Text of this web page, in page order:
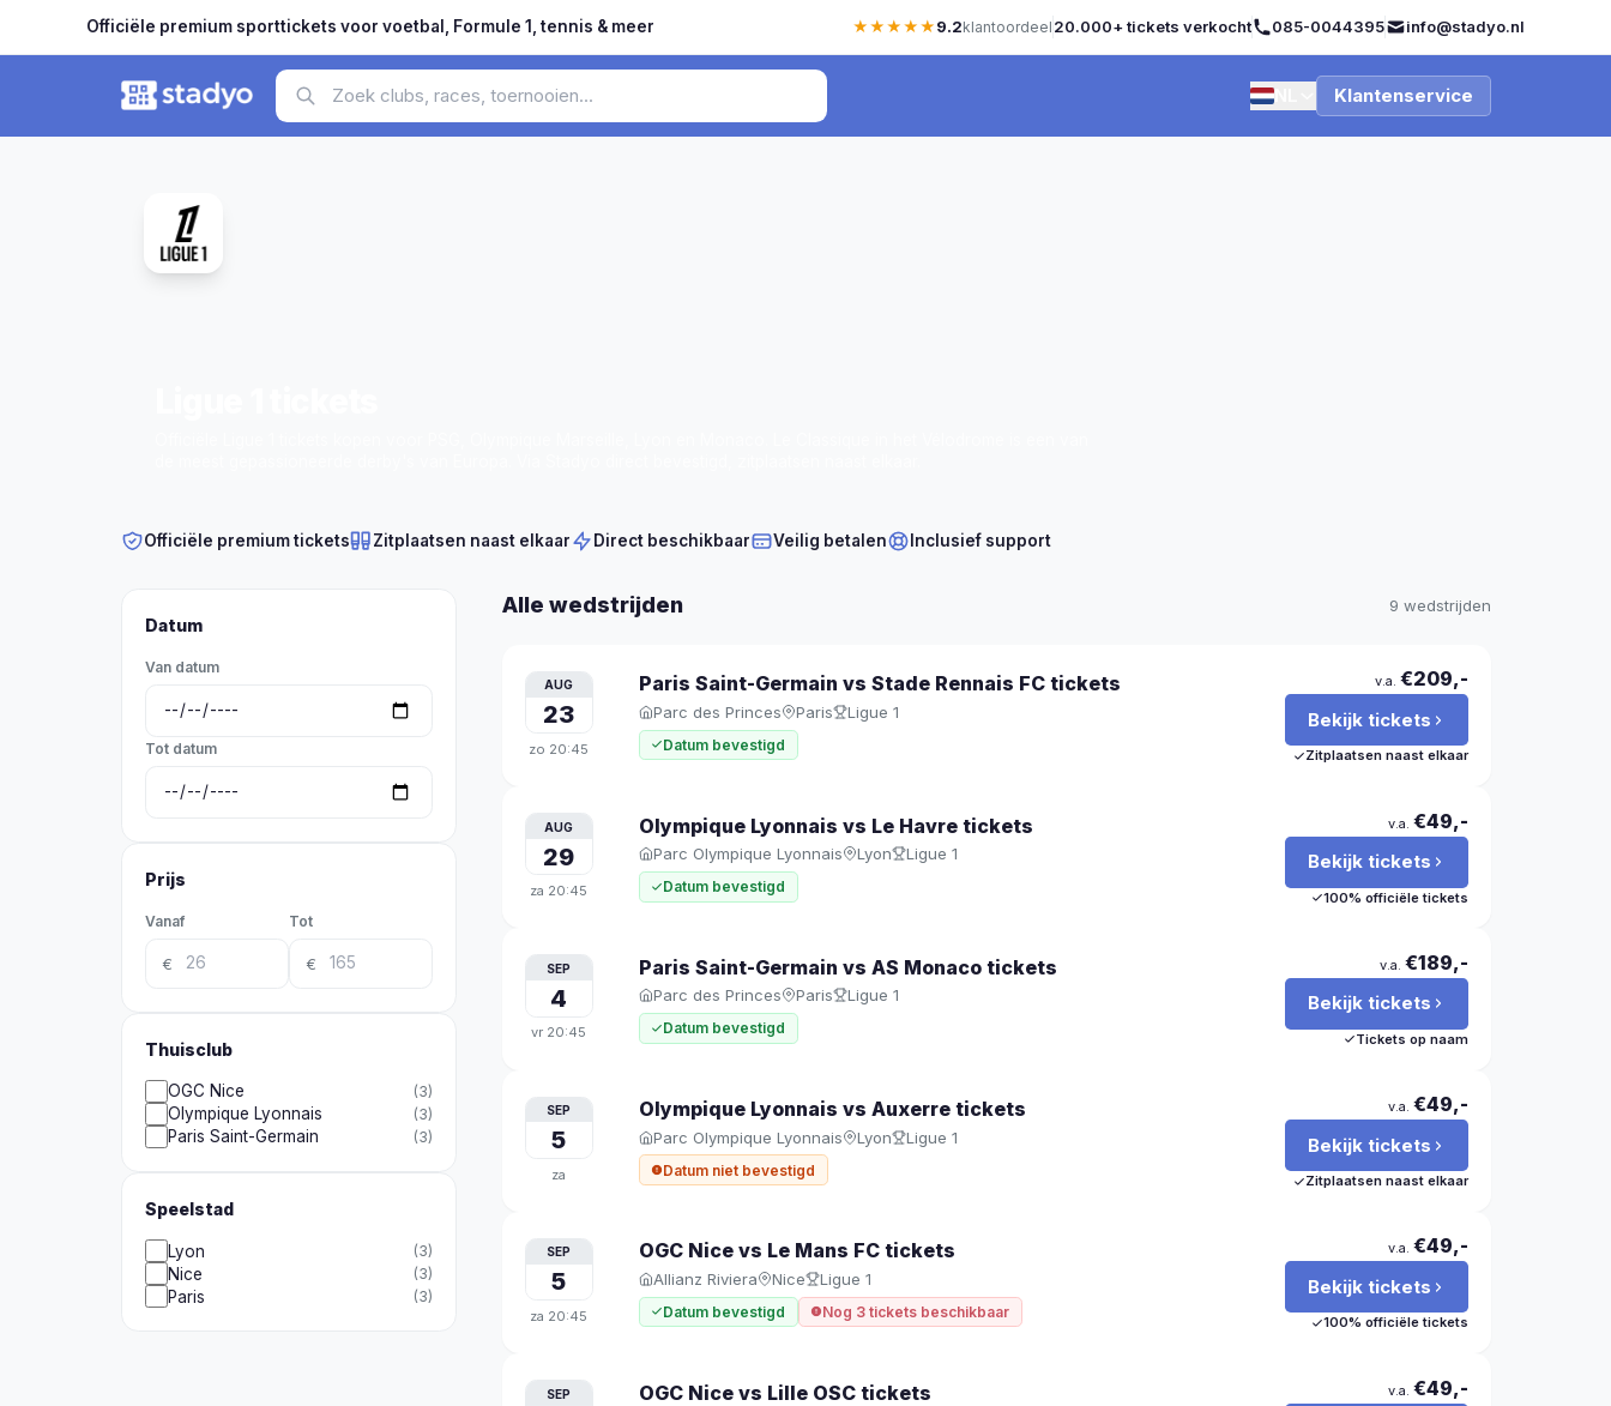
Officiële premium sporttickets voor voetbal, Formule 1, tennis & meer ★★★★★9.2klantoordeel 20.000+ tickets verkocht 085-0044395 info@stadyo.nl
Klantenservice
Officiële premium tickets Zitplaatsen naast elkaar Direct beschikbaar Veilig betalen Inclusief support
Datum
Van datum
Tot datum
Prijs
Vanaf
€
Tot
€
Thuisclub
OGC Nice (3)
Olympique Lyonnais (3)
Paris Saint-Germain (3)
Speelstad
Lyon (3)
Nice (3)
Paris (3)
Alle wedstrijden 9 wedstrijden
AUG
23
zo 20:45
Paris Saint-Germain vs Stade Rennais FCtickets
Parc des Princes Paris Ligue 1
Datum bevestigd
v.a. €209,-
Bekijk tickets
Zitplaatsen naast elkaar
AUG
29
za 20:45
Olympique Lyonnais vs Le Havretickets
Parc Olympique Lyonnais Lyon Ligue 1
Datum bevestigd
v.a. €49,-
Bekijk tickets
100% officiële tickets
SEP
4
vr 20:45
Paris Saint-Germain vs AS Monacotickets
Parc des Princes Paris Ligue 1
Datum bevestigd
v.a. €189,-
Bekijk tickets
Tickets op naam
SEP
5
za
Olympique Lyonnais vs Auxerretickets
Parc Olympique Lyonnais Lyon Ligue 1
Datum niet bevestigd
v.a. €49,-
Bekijk tickets
Zitplaatsen naast elkaar
SEP
5
za 20:45
OGC Nice vs Le Mans FCtickets
Allianz Riviera Nice Ligue 1
Datum bevestigd Nog 3 tickets beschikbaar
v.a. €49,-
Bekijk tickets
100% officiële tickets
SEP OGC Nice vs Lille OSCtickets v.a. €49,-